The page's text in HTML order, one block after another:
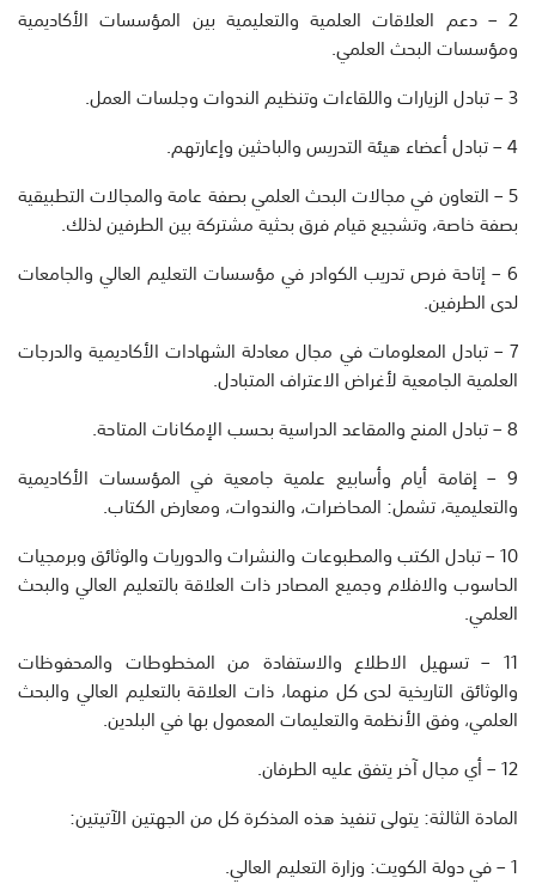
2 – دعم العلاقات العلمية والتعليمية بين المؤسسات الأكاديمية
ومؤسسات البحث العلمي.
3 – تبادل الزيارات واللقاءات وتنظيم الندوات وجلسات العمل.
4 – تبادل أعضاء هيئة التدريس والباحثين وإعارتهم.
5 – التعاون في مجالات البحث العلمي بصفة عامة والمجالات التطبيقية
بصفة خاصة، وتشجيع قيام فرق بحثية مشتركة بين الطرفين لذلك.
6 – إتاحة فرص تدريب الكوادر في مؤسسات التعليم العالي والجامعات
لدى الطرفين.
7 – تبادل المعلومات في مجال معادلة الشهادات الأكاديمية والدرجات
العلمية الجامعية لأغراض الاعتراف المتبادل.
8 – تبادل المنح والمقاعد الدراسية بحسب الإمكانات المتاحة.
9 – إقامة أيام وأسابيع علمية جامعية في المؤسسات الأكاديمية
والتعليمية، تشمل: المحاضرات، والندوات، ومعارض الكتاب.
10 – تبادل الكتب والمطبوعات والنشرات والدوريات والوثائق وبرمجيات
الحاسوب والافلام وجميع المصادر ذات العلاقة بالتعليم العالي والبحث
العلمي.
11 – تسهيل الاطلاع والاستفادة من المخطوطات والمحفوظات
والوثائق التاريخية لدى كل منهما، ذات العلاقة بالتعليم العالي والبحث
العلمي، وفق الأنظمة والتعليمات المعمول بها في البلدين.
12 – أي مجال آخر يتفق عليه الطرفان.
المادة الثالثة: يتولى تنفيذ هذه المذكرة كل من الجهتين الآتيتين:
1 – في دولة الكويت: وزارة التعليم العالي.